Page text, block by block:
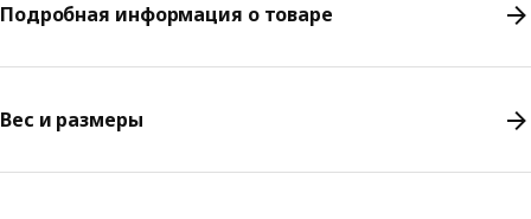
Подробная информация о товаре
Вес и размеры